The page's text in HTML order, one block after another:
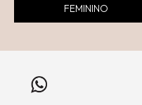
FEMININO